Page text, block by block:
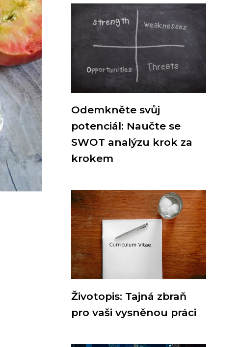
Odemkněte svůj
potenciál: Naučte se
SWOT analýzu krok za
krokem
Životopis: Tajná zbraň
pro vaši vysněnou práci